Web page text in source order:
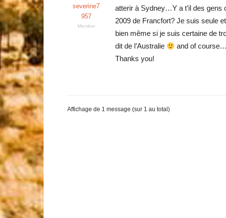
severine7
957
Membre
atterir à Sydney…Y a t’il des gens
2009 de Francfort? Je suis seule
bien même si je suis certaine de
dit de l’Australie
and of
Thanks you!
Affichage de 1 message (sur 1 au total)